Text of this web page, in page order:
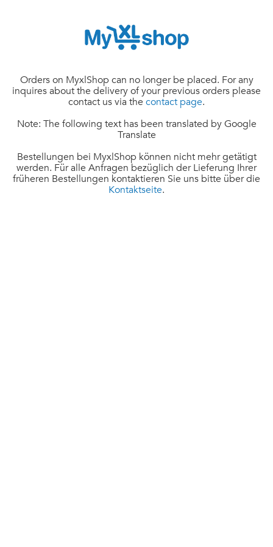
Orders on MyxlShop can no longer be placed. For any
inquires about the delivery of your previous orders please
contact us via the contact page.
Note: The following text has been translated by Google
Translate
Bestellungen bei MyxlShop können nicht mehr getätigt
werden. Für alle Anfragen bezüglich der Lieferung Ihrer
früheren Bestellungen kontaktieren Sie uns bitte über die
Kontaktseite.